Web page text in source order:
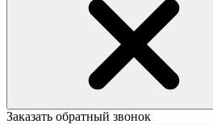
Заказать обратный звонок